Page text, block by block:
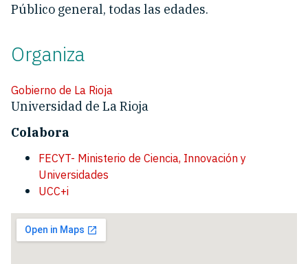
Público general, todas las edades.
Organiza
Gobierno de La Rioja
Universidad de La Rioja
Colabora
FECYT- Ministerio de Ciencia, Innovación y
Universidades
UCC+i